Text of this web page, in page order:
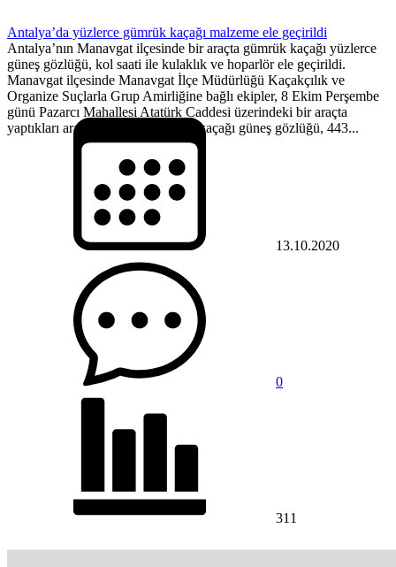
Antalya’da yüzlerce gümrük kaçağı malzeme ele geçirildi
Antalya’nın Manavgat ilçesinde bir araçta gümrük kaçağı yüzlerce
güneş gözlüğü, kol saati ile kulaklık ve hoparlör ele geçirildi.
Manavgat ilçesinde Manavgat İlçe Müdürlüğü Kaçakçılık ve
Organize Suçlarla Grup Amirliğine bağlı ekipler, 8 Ekim Perşembe
günü Pazarcı Mahallesi Atatürk Caddesi üzerindeki bir araçta
yaptıkları aramalarda 813 gümrük kaçağı güneş gözlüğü, 443...
13.10.2020
0
311